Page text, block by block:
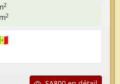
2
2